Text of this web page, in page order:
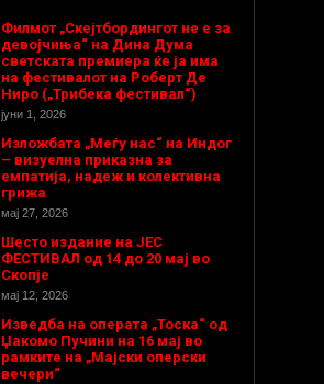
Филмот „Скејтбордингот не е за
девојчиња“ на Дина Дума
светската премиера ќе ја има
на фестивалот на Роберт Де
Ниро („Трибека фестивал“)
јуни 1, 2026
Изложбата „Меѓу нас“ на Индог
– визуелна приказна за
емпатија, надеж и колективна
грижа
мај 27, 2026
Шесто издание на ЈЕС
ФЕСТИВАЛ од 14 до 20 мај во
Скопје
мај 12, 2026
Изведба на операта „Тоска“ од
Џакомо Пучини на 16 мај во
рамките на „Мајски оперски
вечери“